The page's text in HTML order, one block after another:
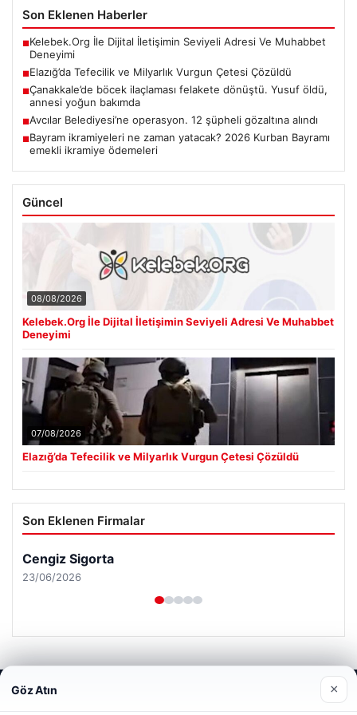
Son Eklenen Haberler
■Kelebek.Org İle Dijital İletişimin Seviyeli Adresi Ve Muhabbet
Deneyimi
■Elazığ’da Tefecilik ve Milyarlık Vurgun Çetesi Çözüldü
■Çanakkale’de böcek ilaçlaması felakete dönüştü. Yusuf öldü,
annesi yoğun bakımda
■Avcılar Belediyesi’ne operasyon. 12 şüpheli gözaltına alındı
■Bayram ikramiyeleri ne zaman yatacak? 2026 Kurban Bayramı
emekli ikramiye ödemeleri
Güncel
08/08/2026
Kelebek.Org İle Dijital İletişimin Seviyeli Adresi Ve Muhabbet
Deneyimi
07/08/2026
Elazığ’da Tefecilik ve Milyarlık Vurgun Çetesi Çözüldü
Son Eklenen Firmalar
Web sitemizi nasıl kullandığınızı daha iyi anlayabilmek,
deneyiminizi kişiselleştirmek ve geliştirmek amacıyla çerezler
Göz Atın ×